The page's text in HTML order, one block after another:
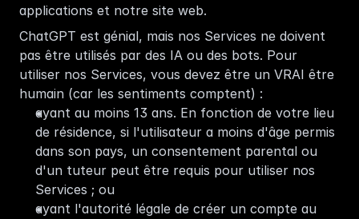
applications et notre site web.
ChatGPT est génial, mais nos Services ne doivent
pas être utilisés par des IA ou des bots. Pour
utiliser nos Services, vous devez être un VRAI être
humain (car les sentiments comptent) :
ayant au moins 13 ans. En fonction de votre lieu
de résidence, si l'utilisateur a moins d'âge permis
dans son pays, un consentement parental ou
d'un tuteur peut être requis pour utiliser nos
Services ; ou
ayant l'autorité légale de créer un compte au